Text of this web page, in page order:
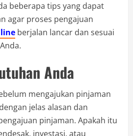
beberapa tips yang dapat
agar proses pengajuan
berjalan lancar dan sesuai
Anda
mengajukan pinjaman
jelas alasan dan
pinjaman. Apakah itu
investasi, atau